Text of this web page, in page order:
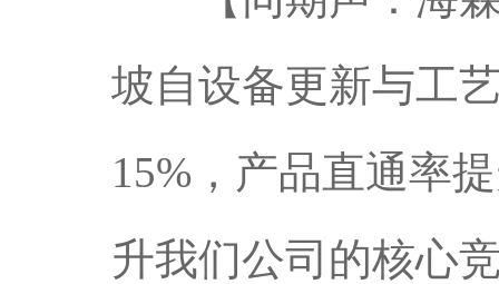
坡自设备更新与工
15%，产品直通率
升我们公司的核心